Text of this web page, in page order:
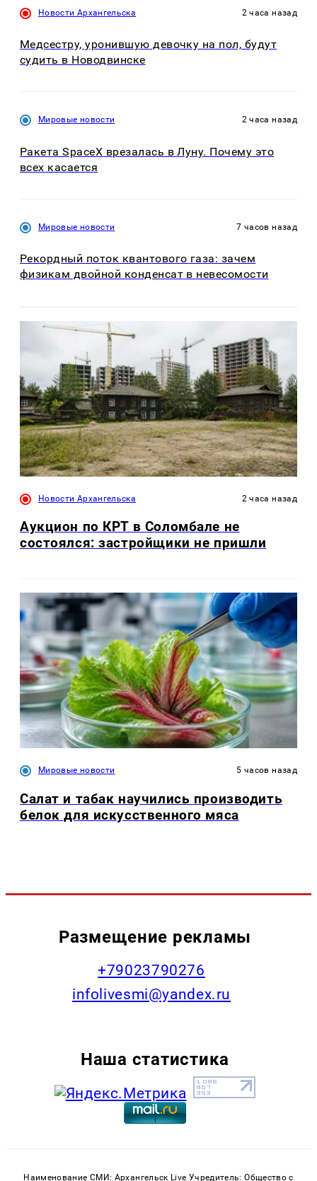
Новости Архангельска 2 часа назад
Медсестру, уронившую девочку на пол, будут
судить в Новодвинске
Мировые новости 2 часа назад
Ракета SpaceX врезалась в Луну. Почему это
всех касается
Мировые новости 7 часов назад
Рекордный поток квантового газа: зачем
физикам двойной конденсат в невесомости
Новости Архангельска 2 часа назад
Аукцион по КРТ в Соломбале не
состоялся: застройщики не пришли
Мировые новости 5 часов назад
Салат и табак научились производить
белок для искусственного мяса
Размещение рекламы
+79023790276
infolivesmi@yandex.ru
Наша статистика
Наименование СМИ: Архангельск Live Учредитель: Общество с